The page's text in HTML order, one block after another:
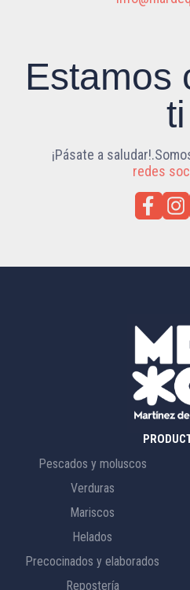
Estamos
ti
¡Pásate a
redes
Pescados y moluscos
Verduras
Mariscos
Helados
Precocinados y elaborados
Repostería